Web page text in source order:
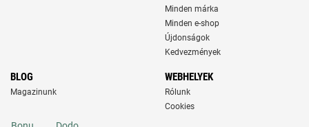
Minden márka
Minden e-shop
Újdonságok
Kedvezmények
BLOG
Magazinunk
WEBHELYEK
Rólunk
Cookies